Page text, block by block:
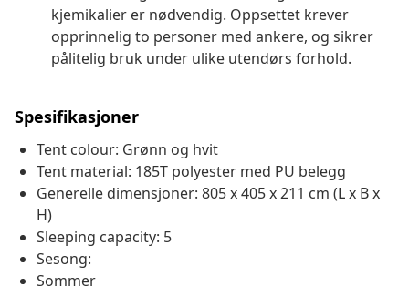
kjemikalier er nødvendig. Oppsettet krever
opprinnelig to personer med ankere, og sikrer
pålitelig bruk under ulike utendørs forhold.
Spesifikasjoner
Tent colour: Grønn og hvit
Tent material: 185T polyester med PU belegg
Generelle dimensjoner: 805 x 405 x 211 cm (L x B x
H)
Sleeping capacity: 5
Sesong:
Sommer